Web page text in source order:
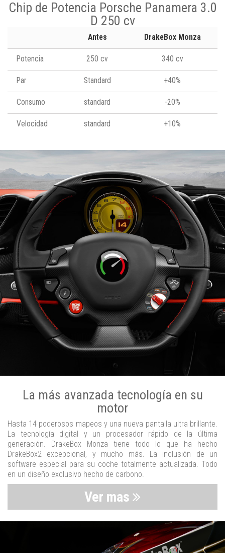
Chip de Potencia Porsche Panamera 3.0
D 250 cv
Antes DrakeBox Monza
Potencia 250 cv 340 cv
Par Standard +40%
Consumo standard -20%
Velocidad standard +10%
La más avanzada tecnología en su
motor
Hasta 14 poderosos mapeos y una nueva pantalla ultra brillante.
La tecnología digital y un procesador rápido de la última
generación. DrakeBox Monza tiene todo lo que ha hecho
DrakeBox2 excepcional, y mucho más. La inclusión de un
software especial para su coche totalmente actualizada. Todo
en un diseño exclusivo hecho de carbono.
Ver mas